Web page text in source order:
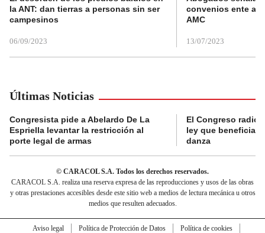
la ANT: dan tierras a personas sin ser
campesinos
06/09/2023
convenios ente
AMC
13/07/2023
Últimas Noticias
Congresista pide a Abelardo De La
Espriella levantar la restricción al
porte legal de armas
El Congreso
ley que beneficia
danza
© CARACOL S.A. Todos los derechos reservados.
CARACOL S.A. realiza una reserva expresa de las reproducciones y usos de las obras
y otras prestaciones accesibles desde este sitio web a medios de lectura mecánica u otros
medios que resulten adecuados.
Aviso legal Política de Protección de Datos
Política de cookies